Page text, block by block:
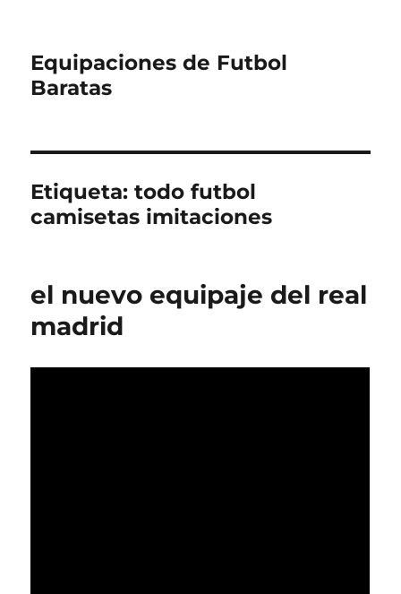
Equipaciones de Futbol
Baratas
Etiqueta:todo futbol
camisetas imitaciones
el nuevo equipaje del real
madrid